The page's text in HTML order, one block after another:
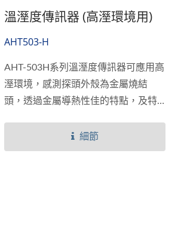
溫溼度傳訊器 (高溼環境用)
AHT503-H
AHT-503H系列溫溼度傳訊器可應用高
溼環境，感測探頭外殼為金屬燒結
頭，透過金屬導熱性佳的特點，及特
的結露機率，避免損壞感測元件...
細節